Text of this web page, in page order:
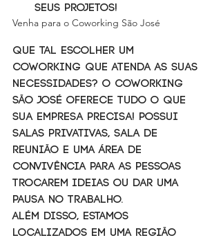
seus projetos!
Venha para o Coworking São José
Que tal escolher um
Coworking que atenda as suas
necessidades? O Coworking
São José oferece tudo o que
sua empresa precisa! Possui
salas privativas, sala de
reunião e uma área de
convivência para as pessoas
trocarem ideias ou dar uma
pausa no trabalho.
Além disso, estamos
localizados em uma região